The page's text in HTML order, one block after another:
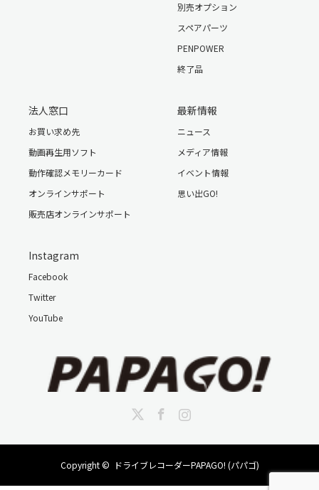
別売オプション
スペアパーツ
PENPOWER
終了品
法人窓口
お買い求め先
動画再生用ソフト
動作確認メモリーカード
オンラインサポート
販売店オンラインサポート
最新情報
ニュース
メディア情報
イベント情報
思い出GO!
Instagram
Facebook
Twitter
YouTube
Instagram
Copyright © ドライブレコーダーPAPAGO! (パパゴ)